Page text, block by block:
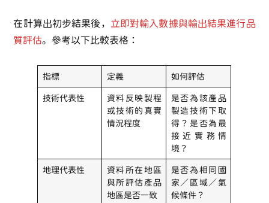
在計算出初步結果後， 立即對輸入數據與輸出結果進行品
質評估。參考以下比較表格：
指標 定義 如何評估
技術代表性
資料反映製程
或技術的真實
情況程度
是否為該產品
製造技術下取
得？是否為最
接近實務情
境？
地理代表性
資料所在地區
與所評估產品
地區是否一致
是否為相同國
家／區域／氣
候條件？